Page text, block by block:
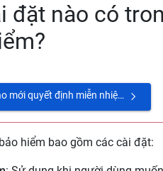
đặt nào có
Quy trình tạo mới quyết định miễn nhiệm trên 1Office bao gồm những bước nào?
hiểm bao gồm các cài đặt: